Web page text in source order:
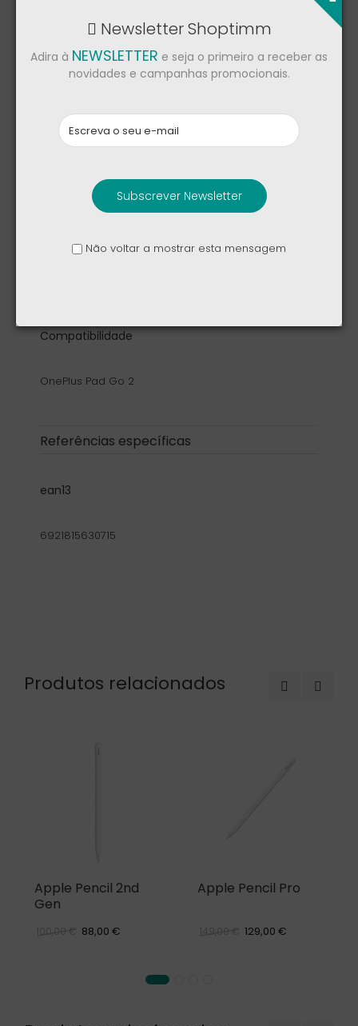
OnePlus
Referência
Ficha de dados
Tipo de carregador
Compatibilidade
OnePlus Pad Go 2
Referências específicas
ean13
6921815630715
Produtos relacionados
Apple Pencil 2nd
Gen
100,00 € 88,00 €
Apple Pencil Pro
149,00 € 129,00 €
Newsletter Shoptimm
Adira à NEWSLETTER e seja o primeiro a receber as
novidades e campanhas promocionais.
Subscrever Newsletter
Não voltar a mostrar esta mensagem